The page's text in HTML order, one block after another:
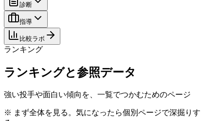
診断
指導
比較ラボ
ランキング
ランキングと参照データ
強い投手や面白い傾向を、一覧でつかむためのページ
※ まず全体を見る。気になったら個別ページで深掘りす